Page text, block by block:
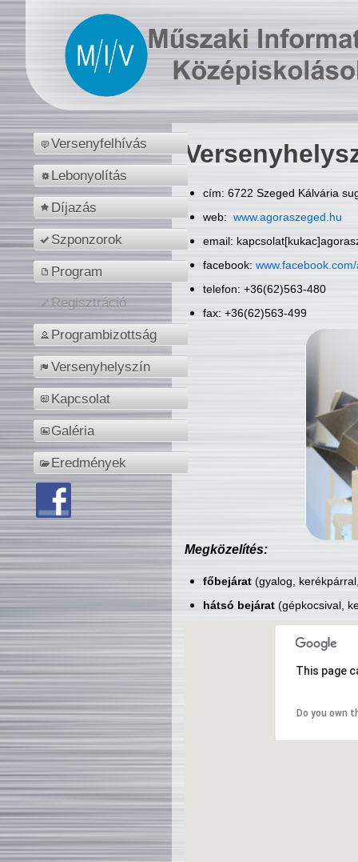
Versenyfelhívás
Lebonyolítás
Díjazás
Szponzorok
Program
Regisztráció
Programbizottság
Versenyhelyszín
Kapcsolat
Galéria
Eredmények
cím: 6722 Szeged Kálvária
web: www.agoraszeged.hu
email:
facebook:
telefon: +36(62)563-480
fax: +36(62)563-499
Megközelítés:
főbejárat(gyalog,
hátsó bejárat(gépkocsival,
This page
Do you own